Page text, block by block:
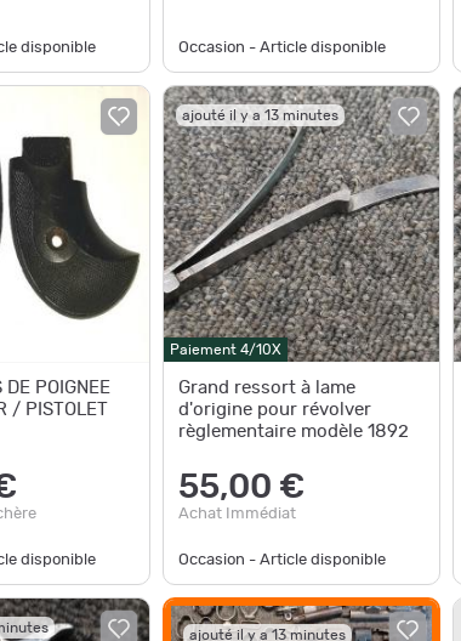
disponible Occasion - Article disponible
DE POIGNEE
/ PISTOLET
disponible
ajouté il y a 13 minutes
Paiement 4/10X
Grand ressort à lame
d'origine pour révolver
règlementaire modèle 1892
55,00 €
Achat Immédiat
Occasion - Article disponible
ajouté il y a 13 minutes